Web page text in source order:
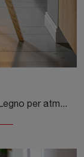
Ecco a te la sedia da cucina Academy Legno per atmosfere moderne, tra le più esclusive Sedie fisse di Connubia.